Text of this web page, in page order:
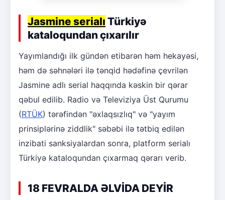
Jasmine serialı Türkiyə
kataloqundan çıxarılır
Yayımlandığı ilk gündən etibarən həm hekayəsi,
həm də səhnələri ilə tənqid hədəfinə çevrilən
Jasmine adlı serial haqqında kəskin bir qərar
qəbul edilib. Radio və Televiziya Üst Qurumu
(RTÜK) tərəfindən "əxlaqsızlıq" və "yayım
prinsiplərinə ziddlik" səbəbi ilə tətbiq edilən
inzibati sanksiyalardan sonra, platform serialı
Türkiyə kataloqundan çıxarmaq qərarı verib.
18 FEVRALDA ƏLVİDA DEYİR